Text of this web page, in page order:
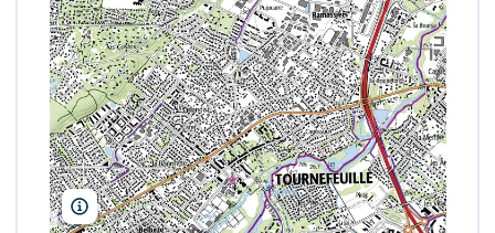
Institut national de l'information géographique et forestière